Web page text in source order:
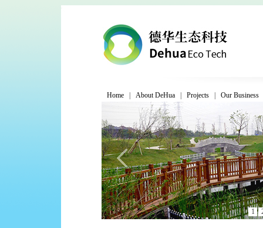
Home About DeHua Projects Our Business
1